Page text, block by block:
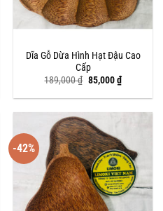
Dĩa Gỗ Dừa Hình Hạt Đậu Cao
Cấp
189,000₫ Giá
gốc
là:
85,000₫Giá
hiện
tại
85,000 ₫.
-42%